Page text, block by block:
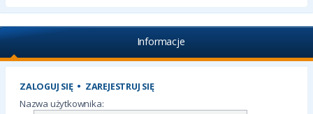
Informacje
ZALOGUJ SIĘ• ZAREJESTRUJ SIĘ
Nazwa użytkownika: